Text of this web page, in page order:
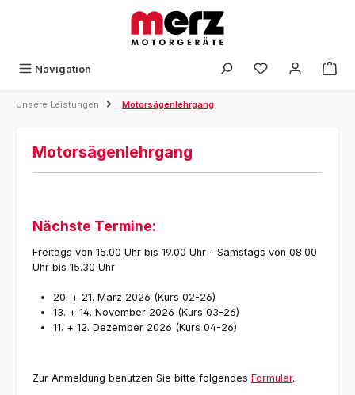
Navigation
Unsere Leistungen Motorsägenlehrgang
Motorsägenlehrgang
Nächste Termine:
Freitags von 15.00 Uhr bis 19.00 Uhr - Samstags von 08.00
Uhr bis 15.30 Uhr
20. + 21. März 2026 (Kurs 02-26)
13. + 14. November 2026 (Kurs 03-26)
11. + 12. Dezember 2026 (Kurs 04-26)
Zur Anmeldung benutzen Sie bitte folgendes Formular.